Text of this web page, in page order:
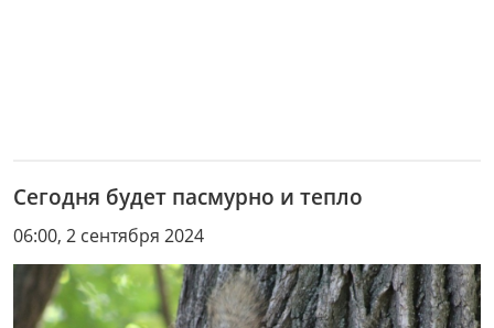
Сегодня будет пасмурно и тепло
06:00, 2 сентября 2024